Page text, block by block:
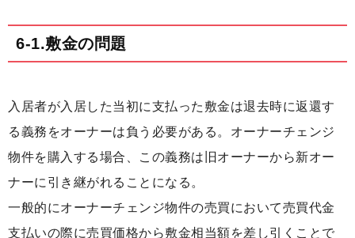
6-1.敷金の問題
入居者が入居した当初に支払った敷金は退去時に返還す
る義務をオーナーは負う必要がある。オーナーチェンジ
物件を購入する場合、この義務は旧オーナーから新オー
ナーに引き継がれることになる。
一般的にオーナーチェンジ物件の売買において売買代金
支払いの際に売買価格から敷金相当額を差し引くことで